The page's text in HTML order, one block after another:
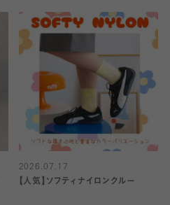
2026.07.17
【人気】ソフティナイロンクルー